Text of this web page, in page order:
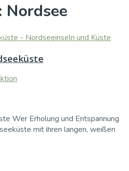
Nordsee
Wer Erholung und Entspannung
mit ihren langen, weißen